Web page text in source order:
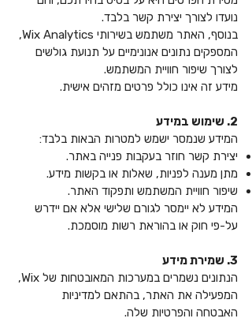
נועדו לצורך יצירת קשר בלבד.
בנוסף, האתר משתמש בשירותי Wix Analytics,
המספקים נתונים אנונימיים על תנועת גולשים
לצורך שיפור חוויית המשתמש.
מידע זה אינו כולל פרטים מזהים אישית.
2. שימוש במידע
המידע שנמסר ישמש למטרות הבאות בלבד:
יצירת קשר חוזר בעקבות פנייה באתר.
מתן מענה לפניות, שאלות או בקשות מידע.
שיפור חוויית המשתמש ותפקוד האתר.
המידע לא יימסר לגורם שלישי אלא אם יידרש
על-פי חוק או בהוראת רשות מוסמכת.
3. שמירת מידע
הנתונים נשמרים במערכות המאובטחות של Wix,
המפעילה את האתר, בהתאם למדיניות
האבטחה והפרטיות שלה.